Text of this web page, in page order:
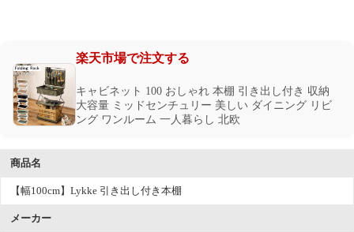
楽天市場で注文する
キャビネット 100 おしゃれ 本棚 引き出し付き 収納
大容量 ミッドセンチュリー 美しい ダイニング リビ
ング ワンルーム 一人暮らし 北欧
商品名
【幅100cm】Lykke 引き出し付き本棚
メーカー